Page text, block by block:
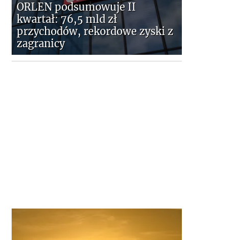
ORLEN podsumowuje II
kwartał: 76,5 mld zł
przychodów, rekordowe zyski z
zagranicy